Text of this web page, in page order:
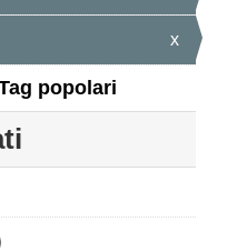
x
popolari